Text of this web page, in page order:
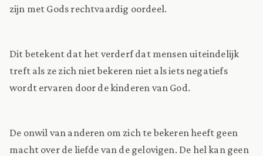
zijn met Gods rechtvaardig oordeel.
Dit betekent dat het verderf dat mensen uiteindelijk
treft als ze zich niet bekeren niet als iets negatiefs
wordt ervaren door de kinderen van God.
De onwil van anderen om zich te bekeren heeft geen
macht over de liefde van de gelovigen. De hel kan geen